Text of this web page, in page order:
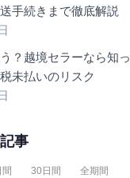
手続きまで徹底解説
？越境セラーなら知っ
未払いのリスク
事
30日間 全期間